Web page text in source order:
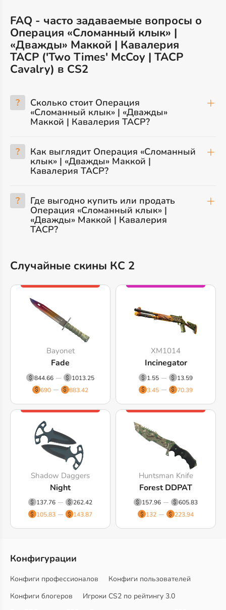
FAQ - часто задаваемые вопросы о
Операция «Сломанный клык» |
«Дважды» Маккой | Кавалерия
TACP ('Two Times' McCoy | TACP
Cavalry) в CS2
? Сколько стоит Операция
«Сломанный клык» | «Дважды»
Маккой | Кавалерия TACP?
? Как выглядит Операция «Сломанный
клык» | «Дважды» Маккой |
Кавалерия TACP?
? Где выгодно купить или продать
Операция «Сломанный клык» |
«Дважды» Маккой | Кавалерия
TACP?
Случайные скины КС 2
Bayonet
Fade
844.66
1013.25
690
883.42
XM1014
Incinegator
1.55
13.59
3.45
70.39
Shadow Daggers
Night
137.76
262.42
105.83
143.87
Huntsman Knife
Forest DDPAT
157.96
605.83
132
223.94
Конфигурации
Конфиги профессионалов
Конфиги пользователей
Конфиги блогеров
Игроки CS2 по рейтингу 3.0